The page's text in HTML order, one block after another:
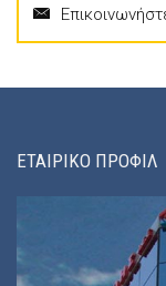
ΕΤΑΙΡΙΚΟ ΠΡΟΦΙΛ